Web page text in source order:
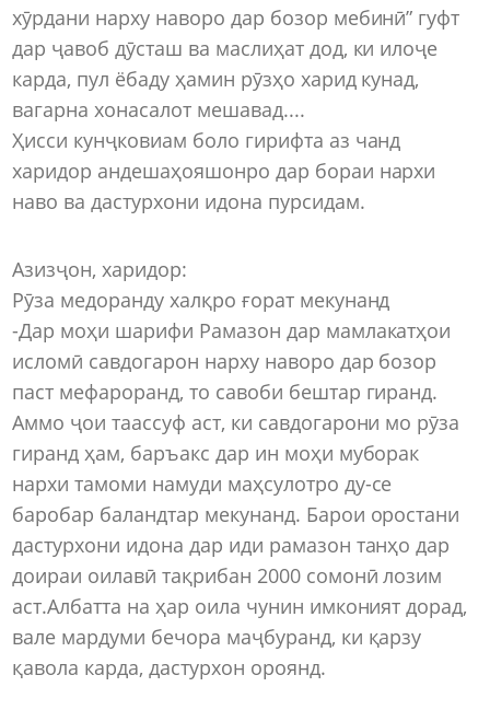
хӯрдани нарху наворо дар бозор мебинӣ” гуфт
дар ҷавоб дӯсташ ва маслиҳат дод, ки илоҷе
карда, пул ёбаду ҳамин рӯзҳо харид кунад,
вагарна хонасалот мешавад....
Ҳисси кунҷковиам боло гирифта аз чанд
харидор андешаҳояшонро дар бораи нархи
наво ва дастурхони идона пурсидам.
Азизҷон, харидор:
Рӯза медоранду халқро ғорат мекунанд
-Дар моҳи шарифи Рамазон дар мамлакатҳои
исломӣ савдогарон нарху наворо дар бозор
паст мефароранд, то савоби бештар гиранд.
Аммо ҷои таассуф аст, ки савдогарони мо рӯза
гиранд ҳам, баръакс дар ин моҳи муборак
нархи тамоми намуди маҳсулотро ду-се
баробар баландтар мекунанд. Барои оростани
дастурхони идона дар иди рамазон танҳо дар
доираи оилавӣ тақрибан 2000 сомонӣ лозим
аст.Албатта на ҳар оила чунин имконият дорад,
вале мардуми бечора маҷбуранд, ки қарзу
қавола карда, дастурхон ороянд.